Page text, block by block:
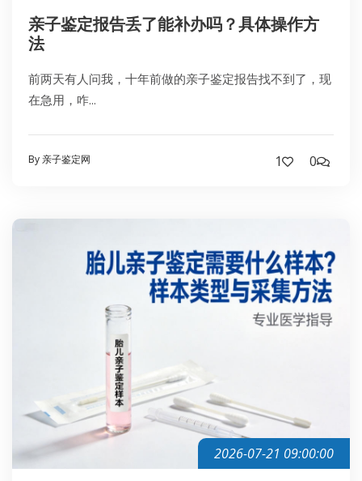
亲子鉴定报告丢了能补办吗？具体操作方
法
前两天有人问我，十年前做的亲子鉴定报告找不到了，现
在急用，咋...
By 亲子鉴定网 1 0
2026-07-21 09:00:00